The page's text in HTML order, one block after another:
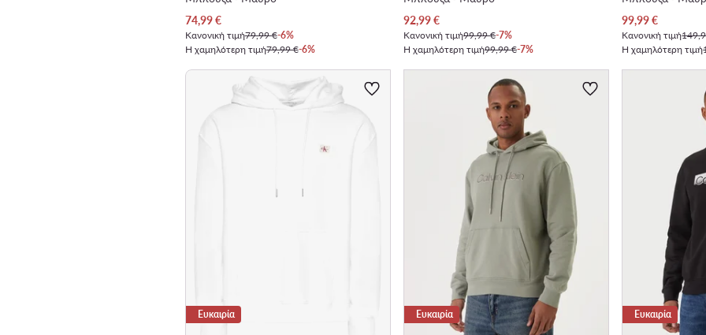
Τρέχουσα τιμή
74,99€
Κανονική τιμή79,99 €-6%
Η χαμηλότερη τιμή79,99 €-6%
Τρέχουσα τιμή
92,99€
Κανονική τιμή99,99 €-7%
Η χαμηλότερη τιμή99,99 €-7%
Τρέχουσα τιμή
99,99€
Κανονική τιμή
Η χαμηλότερη τιμή
Ευκαιρία Ευκαιρία Ευκαιρία